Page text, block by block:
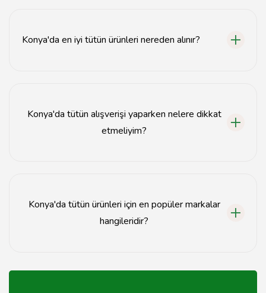
Konya'da en iyi tütün ürünleri nereden alınır?
Konya'da tütün alışverişi yaparken nelere dikkat
etmeliyim?
Konya'da tütün ürünleri için en popüler markalar
hangileridir?
ABC ve DEF bulunmaktadır.